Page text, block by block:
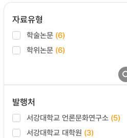
자료유형
학술논문 (6)
학위논문 (6)
발행처
서강대학교 언론문화연구소 (5)
서강대학교 대학원 (3)